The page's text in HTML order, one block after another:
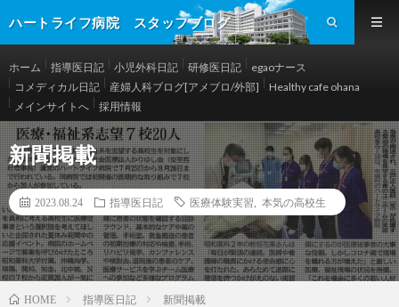
ハートライフ病院 スタッフブログ
ホーム 指導医日記 小児外科日記 研修医日記
egaoナース
コメディカル日記
産婦人科ブログ[アメブロ/外部]
Healthy cafe ohana
メインサイトへ
採用情報
新聞掲載
2023.08.24 指導医日記 医療体験実習 本気の高校生
HOME 指導医日記 新聞掲載